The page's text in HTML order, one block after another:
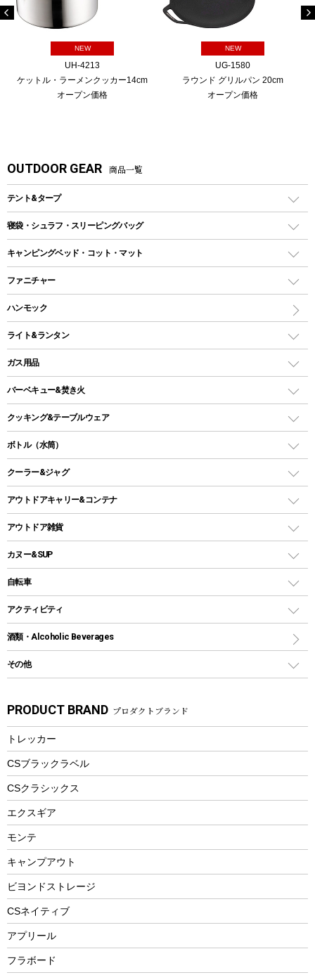
NEW
UH-4213
ケットル・ラーメンクッカー14cm
オープン価格
NEW
UG-1580
ラウンド グリルパン 20cm
オープン価格
OUTDOOR GEAR 商品一覧
テント&タープ
テント
ツールームテント
ワンポールテント
シェルターテント
ロッジ型・オリジナルテント
タープ
スクエアタープ（レクタタープ）
メッシュタープ
自立式タープ
パラソル
テントアクセサリー
ペグ
グランドシート
ガイドロープ
ツール
寝袋・シュラフ・スリーピングバッグ
レクタングラー型（封筒型）シュラフ
インナーシュラフ
キャンピングベッド・コット・マット
キャンピングベッド・コット
インフレータブルマット
ファニチャー
アウトドアテーブル
レジャーシート
ハンモック
ライト&ランタン
LEDランタン
ガスランタン
オイルランタン
LEDライト
ヘッドライト
キャンドル
ガス用品
ガスバーナー
ガス缶
ガストーチ、ライター
バーベキュー&焚き火
バーベキューコンロ、グリル
焚き火台タイプ（ロースタイル）グリル
卓上タイプグリル
パーティータイプグリル
鉄板、アミ
焚き火台&ストーブ
火起こし
バーベキューツール
クッキング&テーブルウェア
ダッチオーブン
ホットサンドメーカー
クッカーセット
シェラカップ
クッキングツール
ナイフ
カトラリー
マグカップ、カップ
ステンレスボトル
フードボトル
トレー
ランチョンマット
ランチボックス
ボトル（水筒）
ステンレスボトル
コップ付きタイプ
ワンタッチタイプ
プラスチックボトル
ディズニーボトル
クーラー&ジャグ
クーラーボックス
クーラーバッグ
ウォータージャグ
保冷剤
アウトドアキャリー&コンテナ
アウトドアキャリー
アウトドア雑貨
バックパック&バッグ
リュック、バックパック
トートバッグ、サコッシュ
ショッピングキャリー
その他アウトドア雑貨
スプレー関係
ツール、他
カヌー&SUP
インフレータブル
カヤック
パドル
ヘルメット
エアーポンプ
アクセサリー
自転車
折りたたみ自転車
スポーツサイクル
シティサイクル
自転車ウェア
アクティビティ
マリン
ラッシュガード
パラソル
フローティングベスト
ヘルメット
エアーポンプ
ビーチテント
ウィンター
スノーシュー
防寒ウェア
トレッキング
トレッキングアクセサリー
酒類・Alcoholic Beverages
その他
湯たんぽ
防災用品
PRODUCT BRAND プロダクトブランド
トレッカー
CSブラックラベル
CSクラシックス
エクスギア
モンテ
キャンプアウト
ビヨンドストレージ
CSネイティブ
アプリール
フラボード